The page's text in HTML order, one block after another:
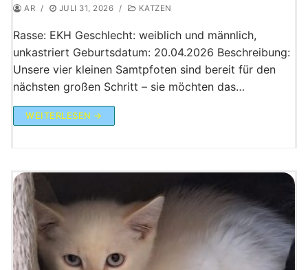
AR / JULI 31, 2026 / KATZEN
Rasse: EKH Geschlecht: weiblich und männlich,
unkastriert Geburtsdatum: 20.04.2026 Beschreibung:
Unsere vier kleinen Samtpfoten sind bereit für den
nächsten großen Schritt – sie möchten das…
WEITERLESEN →